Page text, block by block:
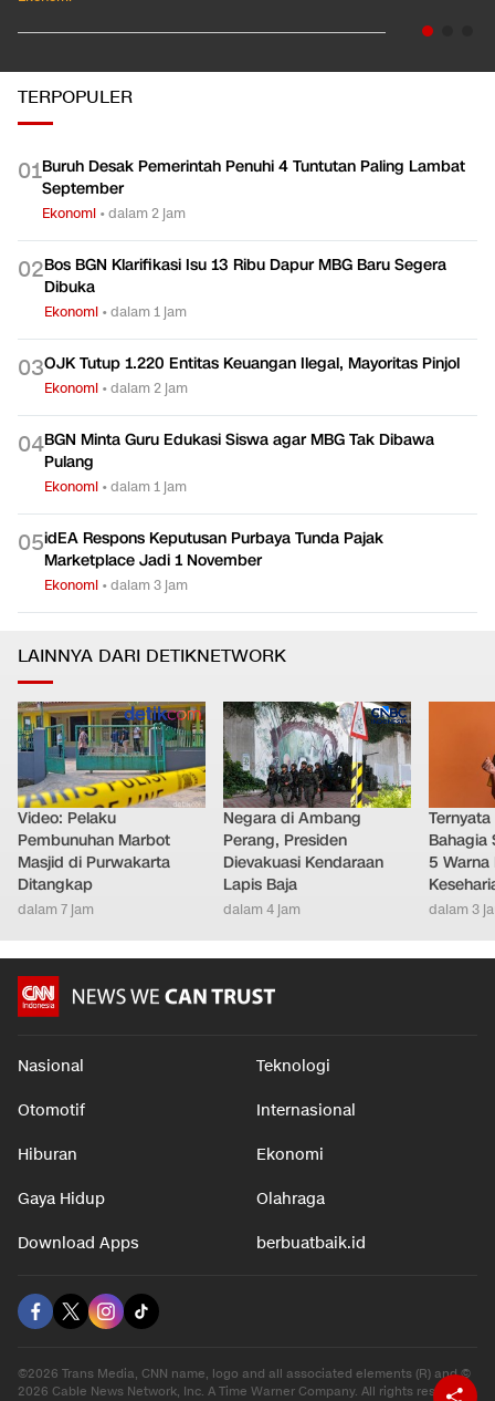
TERPOPULER
01Buruh Desak Pemerintah Penuhi 4 Tuntutan Paling Lambat
September
Ekonomi •dalam 2 jam
02Bos BGN Klarifikasi Isu 13 Ribu Dapur MBG Baru Segera
Dibuka
Ekonomi •dalam 1 jam
03OJK Tutup 1.220 Entitas Keuangan Ilegal, Mayoritas Pinjol
Ekonomi •dalam 2 jam
04BGN Minta Guru Edukasi Siswa agar MBG Tak Dibawa
Pulang
Ekonomi •dalam 1 jam
05idEA Respons Keputusan Purbaya Tunda Pajak
Marketplace Jadi 1 November
Ekonomi •dalam 3 jam
LAINNYA DARI DETIKNETWORK
Video: Pelaku
Pembunuhan Marbot
Masjid di Purwakarta
Ditangkap
dalam 7 jam
Negara di Ambang
Perang, Presiden
Dievakuasi Kendaraan
Lapis Baja
dalam 4 jam
Bahagia
5
dalam 3
Nasional Teknologi
Otomotif Internasional
Hiburan Ekonomi
Gaya Hidup Olahraga
Download Apps berbuatbaik.id
©2026 Trans Media, CNN name, logo and all associated elements (R) and ©
2026 Cable News Network, Inc. A Time Warner Company. All rights reserved.